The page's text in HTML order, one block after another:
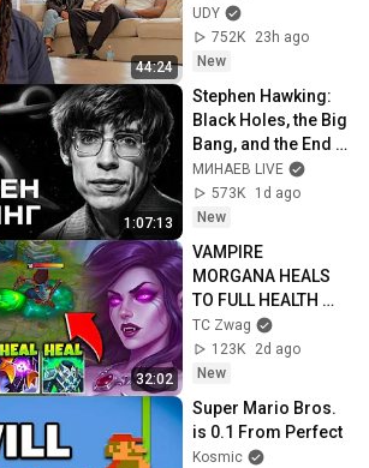
44:24
UDY
752K
23h ago
New
1:07:13
Stephen Hawking:
Black Holes, the Big
Bang, and the End
of the Universe /
Idol Stories /
MINAEV
МИНАЕВ LIVE
573K
1d ago
New
32:02
VAMPIRE
MORGANA HEALS
TO FULL HEALTH
WITH EVERY SPELL
(100% OMNIVAMP
BUILD)
TC Zwag
123K
2d ago
New
Super Mario Bros.
is 0.1 From Perfect
Kosmic